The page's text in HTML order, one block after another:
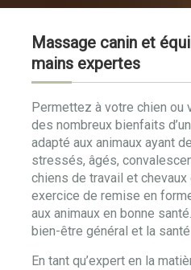
Massage canin et
mains expertes
Permettez à votre chien ou
des nombreux bienfaits
adapté aux animaux ayant
stressés, âgés,
chiens de travail et
exercice de remise en
aux animaux en bonne
bien-être général et la santé
En tant qu’expert en la